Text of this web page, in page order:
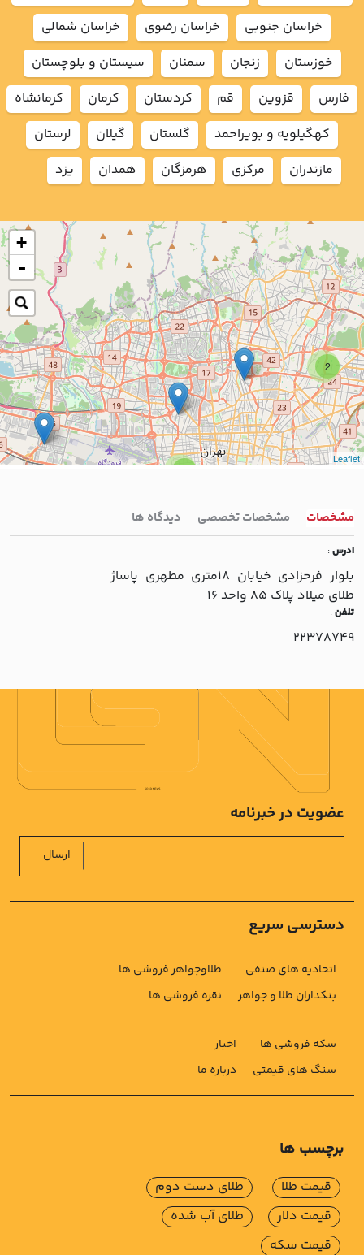
2
+
-
Leaflet
خراسان جنوبي
خراسان رضوي
خراسان شمالي
خوزستان
زنجان سمنان
سيستان و بلوچستان
فارس
قزوين قم كردستان كرمان
كرمانشاه
كهگيلويه و بويراحمد
گلستان گيلان
لرستان
مازندران
مركزي هرمزگان همدان يزد
مشخصات مشخصات تخصصی دیدگاه ها
ادرس:
بلوار فرحزادي خيابان 18متري مطهري پاساژ
طلاي ميلاد پلاک 85 واحد 16
تلفن:
22378749
دسترسی سریع
اتحادیه های صنفی
بنکداران طلا و جواهر
طلاوجواهر فروشی ها
نقره فروشی ها
سکه فروشی ها
سنگ های قیمتی
اخبار
درباره ما
عضویت در خبرنامه
ارسال
برچسب ها
قیمت طلا
قیمت دلار
قیمت سکه
طلای دست دوم
طلای آب شده